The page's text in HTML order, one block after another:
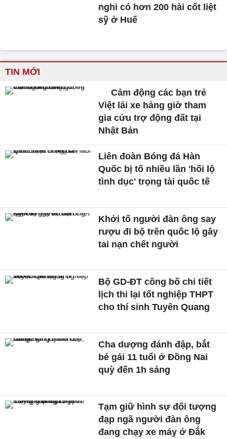
nghi có hơn 200 hài cốt liệt
sỹ ở Huế
TIN MỚI
Cảm động các bạn trẻ
Việt lái xe hàng giờ tham
gia cứu trợ động đất tại
Nhật Bản
Liên đoàn Bóng đá Hàn
Quốc bị tố nhiều lần 'hối lộ
tình dục' trọng tài quốc tế
Khởi tố người đàn ông say
rượu đi bộ trên quốc lộ gây
tai nạn chết người
Bộ GD-ĐT công bố chi tiết
lịch thi lại tốt nghiệp THPT
cho thí sinh Tuyên Quang
Cha dượng đánh đập, bắt
bé gái 11 tuổi ở Đồng Nai
quỳ đến 1h sáng
Tạm giữ hình sự đối tượng
đạp ngã người đàn ông
đang chạy xe máy ở Đắk